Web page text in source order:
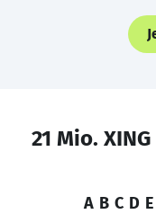
21 Mio.
A B C D E